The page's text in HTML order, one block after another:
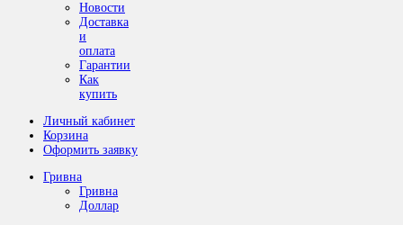
Новости
Доставка
и
оплата
Гарантии
Как
купить
Личный кабинет
Корзина
Оформить заявку
Гривна
Гривна
Доллар